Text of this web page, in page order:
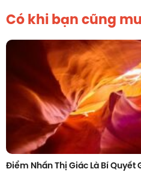
Có khi bạn cũng
Điểm Nhấn Thị Giác Là Bí Quyết